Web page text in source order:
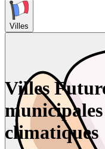
Villes
Villes
climatiques